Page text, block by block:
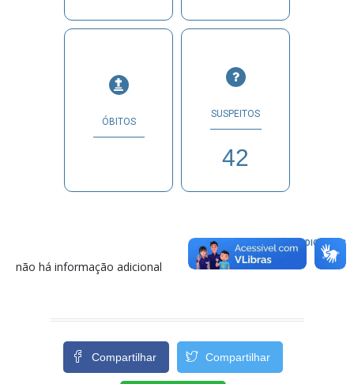
ÓBITOS
SUSPEITOS
42
INFORMAÇÕES ADICIONAIS
não há informação adicional
Compartilhar Compartilhar